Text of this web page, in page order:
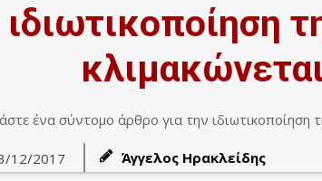
ένα σύντομο άρθρο για την ιδιωτικοποίηση
12/2017 Άγγελος Ηρακλείδης